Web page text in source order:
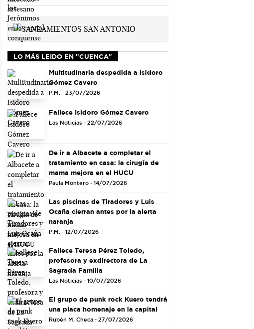
LO MÁS LEIDO EN "CUENCA"
Multitudinaria despedida a Isidoro
Gómez Cavero
P.M. - 23/07/2026
Fallece Isidoro Gómez Cavero
Las Noticias - 22/07/2026
De ir a Albacete a completar el
tratamiento en casa: la cirugía de
mama mejora en el HUCU
Paula Montero - 14/07/2026
Las piscinas de Tiradores y Luis
Ocaña cierran antes por la alerta
naranja
P.M. - 12/07/2026
Fallece Teresa Pérez Toledo,
profesora y exdirectora de La
Sagrada Familia
Las Noticias - 10/07/2026
El grupo de punk rock Kuero tendrá
una placa homenaje en la capital
Rubén M. Checa - 27/07/2026